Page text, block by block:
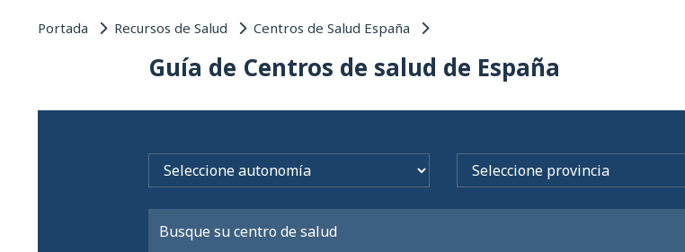
Portada Recursos de Salud Centros de Salud España
Guía de Centros de salud de España